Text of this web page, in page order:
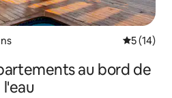
5 (14)
au bord de
l'eau